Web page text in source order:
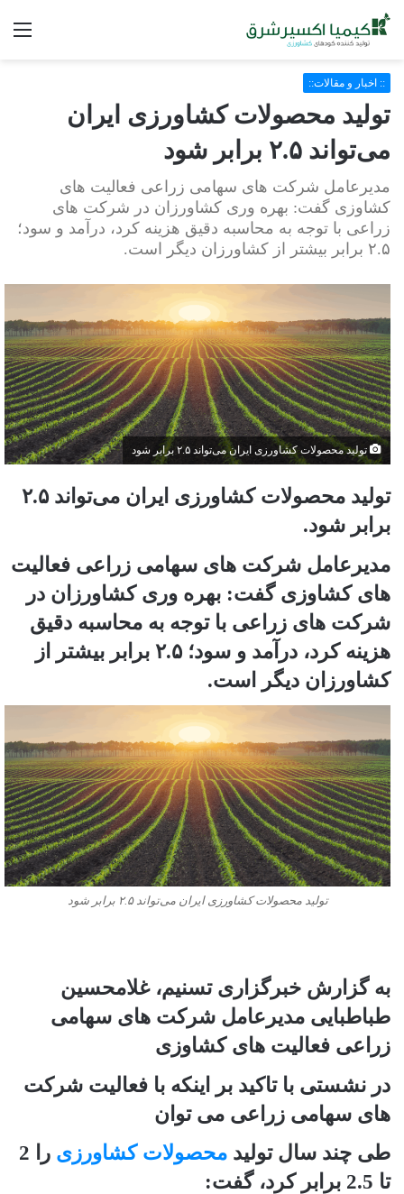
:: اخبار و مقالات::
تولید محصولات کشاورزی ایران
می‌تواند ۲.۵ برابر شود
مدیرعامل شرکت های سهامی زراعی فعالیت های
کشاوزی گفت: بهره وری کشاورزان در شرکت های
زراعی با توجه به محاسبه دقیق هزینه کرد، درآمد و سود؛
۲.۵ برابر بیشتر از کشاورزان دیگر است.
تولید محصولات کشاورزی ایران می‌تواند ۲.۵ برابر شود
تولید محصولات کشاورزی ایران می‌تواند ۲.۵
برابر شود.
مدیرعامل شرکت های سهامی زراعی فعالیت
های کشاوزی گفت: بهره وری کشاورزان در
شرکت های زراعی با توجه به محاسبه دقیق
هزینه کرد، درآمد و سود؛ ۲.۵ برابر بیشتر از
کشاورزان دیگر است.
تولید محصولات کشاورزی ایران می‌تواند ۲.۵ برابر شود
به گزارش خبرگزاری تسنیم، غلامحسین
طباطبایی مدیرعامل شرکت های سهامی
زراعی فعالیت های کشاوزی
در نشستی با تاکید بر اینکه با فعالیت شرکت
های سهامی زراعی می توان
طی چند سال تولید محصولات کشاورزی
را 2
تا 2.5 برابر کرد، گفت: